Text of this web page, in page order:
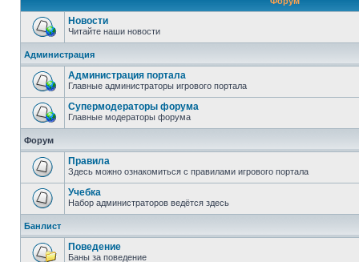
Новости
Читайте наши новости
Администрация
Администрация портала
Главные администраторы игрового портала
Супермодераторы форума
Главные модераторы форума
Форум
Правила
Здесь можно ознакомиться с правилами игрового портала
Учебка
Набор администраторов ведётся здесь
Банлист
Поведение
Баны за поведение